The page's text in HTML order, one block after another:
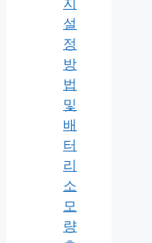
Tesla
테
슬
라
실
내
과
열
방
지
설
정